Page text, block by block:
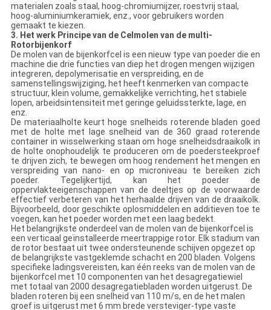
materialen zoals staal, hoog-chromiumijzer, roestvrij staal,
hoog-aluminiumkeramiek, enz., voor gebruikers worden
gemaakt te kiezen.
3. Het werk Principe van de Celmolen van de multi-
Rotorbijenkorf
De molen van de bijenkorfcel is een nieuw type van poeder die en
machine die drie functies van diep het drogen mengen wijzigen
integreren, depolymerisatie en verspreiding, en de
samenstellingswijziging, het heeft kenmerken van compacte
structuur, klein volume, gemakkelijke verrichting, het stabiele
lopen, arbeidsintensiteit met geringe geluidssterkte, lage, en
enz.
De materiaalholte keurt hoge snelheids roterende bladen goed
met de holte met lage snelheid van de 360 graad roterende
container in wisselwerking staan om hoge snelheidsdraaikolk in
de holte onophoudelijk te produceren om de poedersteekproef
te drijven zich, te bewegen om hoog rendement het mengen en
verspreiding van nano- en op microniveau te bereiken zich
poeder. Tegelijkertijd, kan het poeder de
oppervlakteeigenschappen van de deeltjes op de voorwaarde
effectief verbeteren van het herhaalde drijven van de draaikolk.
Bijvoorbeeld, door geschikte oplosmiddelen en additieven toe te
voegen, kan het poeder worden met een laag bedekt.
Het belangrijkste onderdeel van de molen van de bijenkorfcel is
een verticaal geïnstalleerde meertrappige rotor. Elk stadium van
de rotor bestaat uit twee ondersteunende schijven opgezet op
de belangrijkste vastgeklemde schacht en 200 bladen. Volgens
specifieke ladingsvereisten, kan één reeks van de molen van de
bijenkorfcel met 10 componenten van het desagregatiewiel
met totaal van 2000 desagregatiebladen worden uitgerust. De
bladen roteren bij een snelheid van 110 m/s, en de het malen
groef is uitgerust met 6 mm brede versteviger-type vaste